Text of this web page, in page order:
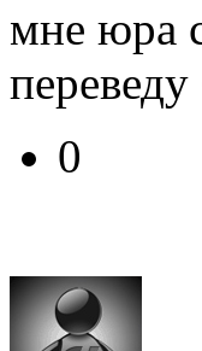
мне юра
0